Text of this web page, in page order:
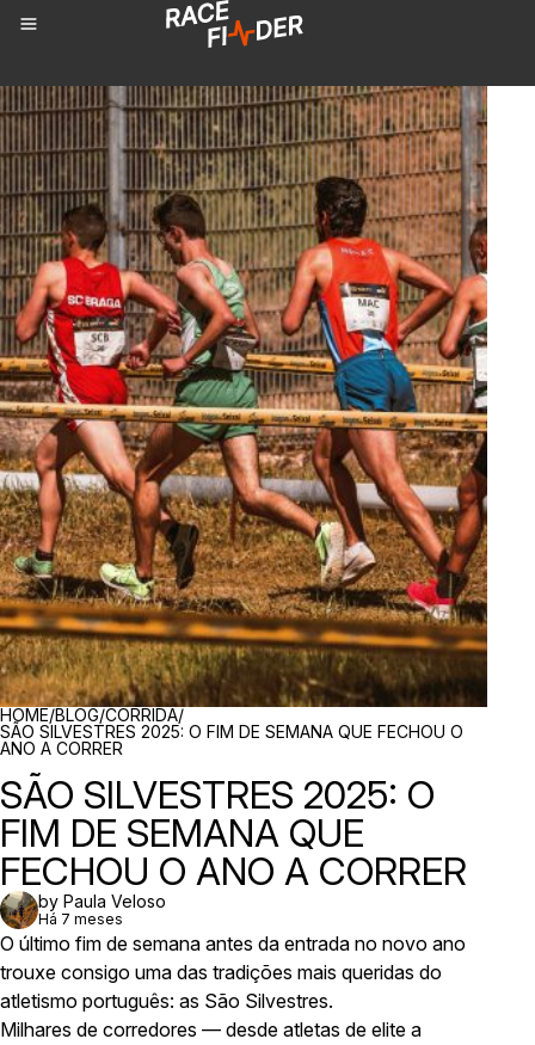
BREADCRUMBS
HOME/BLOG/CORRIDA/
SÃO SILVESTRES 2025: O FIM DE SEMANA QUE FECHOU O
ANO A CORRER
SÃO SILVESTRES 2025: O
FIM DE SEMANA QUE
FECHOU O ANO A CORRER
by Paula Veloso
Há 7 meses
O último fim de semana antes da entrada no novo ano
trouxe consigo uma das tradições mais queridas do
atletismo português: as São Silvestres.
Milhares de corredores — desde atletas de elite a